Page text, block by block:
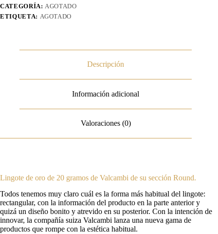
CATEGORÍA: AGOTADO
ETIQUETA: AGOTADO
Descripción
Información adicional
Valoraciones (0)
Lingote de oro de 20 gramos de Valcambi de su sección Round.
Todos tenemos muy claro cuál es la forma más habitual del lingote:
rectangular, con la información del producto en la parte anterior y
quizá un diseño bonito y atrevido en su posterior. Con la intención de
innovar, la compañía suiza Valcambi lanza una nueva gama de
productos que rompe con la estética habitual.